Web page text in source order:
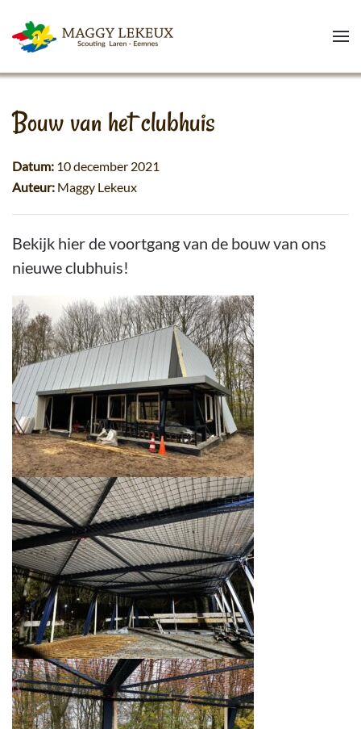
Skip to main content
Bouw van het clubhuis
Datum: 10 december 2021
Auteur: Maggy Lekeux
Bekijk hier de voortgang van de bouw van ons
nieuwe clubhuis!